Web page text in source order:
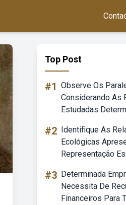
Top Post
#1 Observe Os
Considerando As
Estudadas
#2 Identifique As
Ecológicas
Representação
#3 Determinada
Necessita De
Financeiros Para